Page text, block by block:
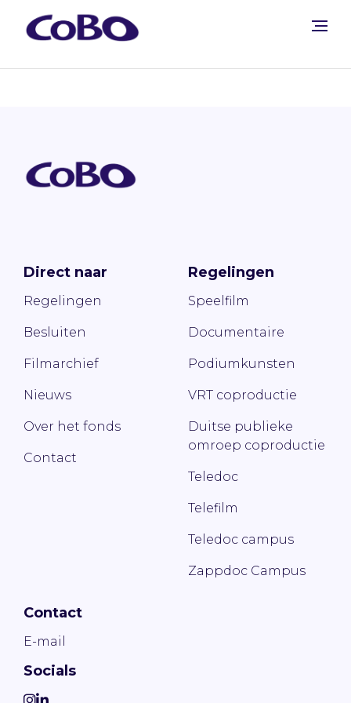
Direct naar
Regelingen
Besluiten
Filmarchief
Nieuws
Over het fonds
Contact
Regelingen
Speelfilm
Documentaire
Podiumkunsten
VRT coproductie
Duitse publieke
omroep coproductie
Teledoc
Telefilm
Teledoc campus
Zappdoc Campus
Contact
E-mail
Socials